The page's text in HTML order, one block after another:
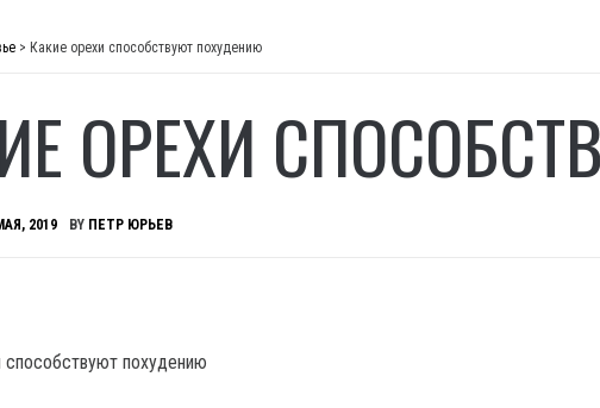
> Какие орехи способствуют похудению
ОРЕХИ
2019 BY ПЕТР ЮРЬЕВ